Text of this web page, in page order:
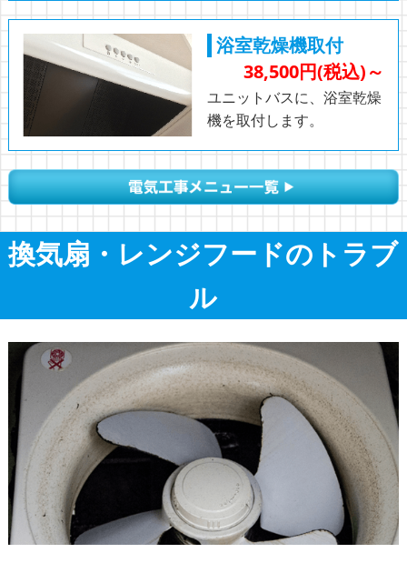
浴室乾燥機取付
38,500円(税込)～
ユニットバスに、浴室乾燥
機を取付します。
換気扇・レンジフードのトラブ
ル